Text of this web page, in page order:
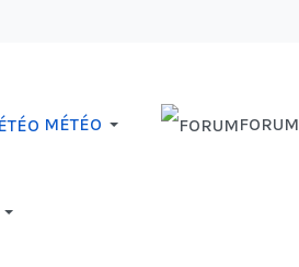
MÉTÉO FORUM